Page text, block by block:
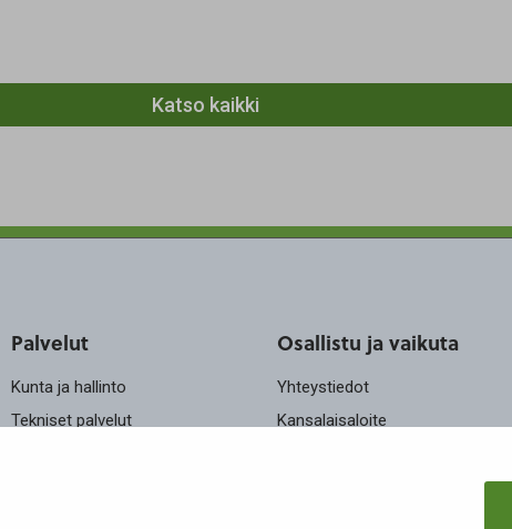
Katso kaikki
Palvelut
Kunta ja hallinto
Tekniset palvelut
Osallistu ja vaikuta
Yhteystiedot
Kansalaisaloite